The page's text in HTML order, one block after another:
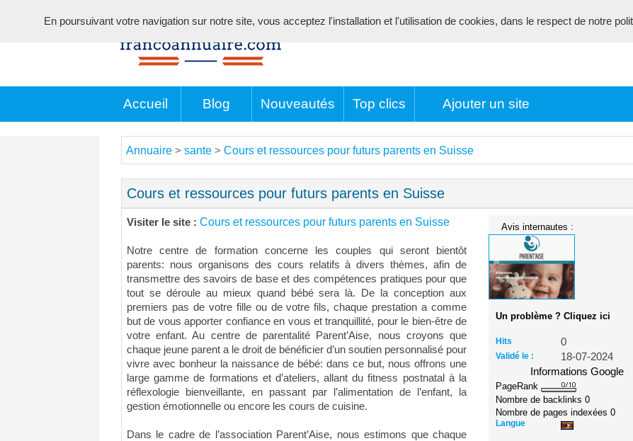
Accueil Blog Nouveautés Top clics Ajouter un site
Annuaire > sante > Cours et ressources pour futurs parents en Suisse
Cours et ressources pour futurs parents en Suisse
Visiter le site : Cours et ressources pour futurs parents en Suisse
Notre centre de formation concerne les couples qui seront bientôt
parents: nous organisons des cours relatifs à divers thèmes, afin de
transmettre des savoirs de base et des compétences pratiques pour que
tout se déroule au mieux quand bébé sera là. De la conception aux
premiers pas de votre fille ou de votre fils, chaque prestation a comme
but de vous apporter confiance en vous et tranquillité, pour le bien-être de
votre enfant. Au centre de parentalité Parent’Aise, nous croyons que
chaque jeune parent a le droit de bénéficier d’un soutien personnalisé pour
vivre avec bonheur la naissance de bébé: dans ce but, nous offrons une
large gamme de formations et d’ateliers, allant du fitness postnatal à la
réflexologie bienveillante, en passant par l’alimentation de l’enfant, la
gestion émotionnelle ou encore les cours de cuisine.
Dans le cadre de l’association Parent’Aise, nous estimons que chaque
Avis internautes :
Un problème ? Cliquez ici
Hits 0
Validé le :
18-07-2024
Informations Google
PageRank
Nombre de backlinks0
Nombre de pages indexées0
Langue
En poursuivant votre navigation sur notre site, vous acceptez l'installation et l'utilisation de cookies, dans le respect de notre